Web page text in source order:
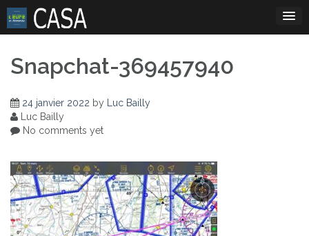
Skip
content
Snapchat-369457940
24 janvier 2022 by Luc Bailly
Luc Bailly
No comments yet